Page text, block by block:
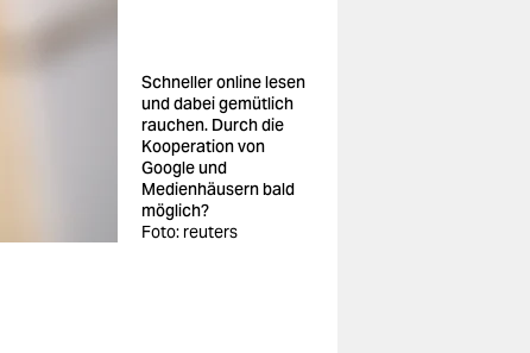
Schneller online lesen
und dabei gemütlich
rauchen. Durch die
Kooperation von
Google und
Medienhäusern bald
möglich?
Foto: reuters